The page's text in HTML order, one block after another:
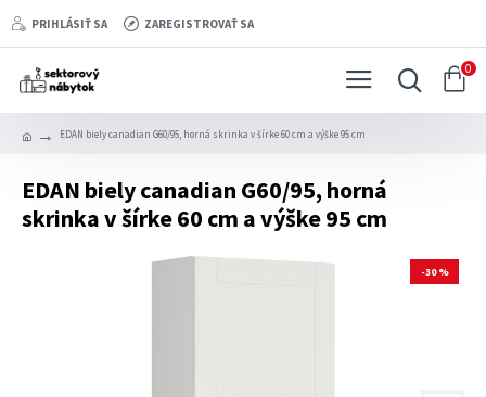
PRIHLÁSIŤ SA ZAREGISTROVAŤ SA
0
EDAN biely canadian G60/95, horná skrinka v šírke 60 cm a výške 95 cm
EDAN biely canadian G60/95, horná
skrinka v šírke 60 cm a výške 95 cm
-30 %